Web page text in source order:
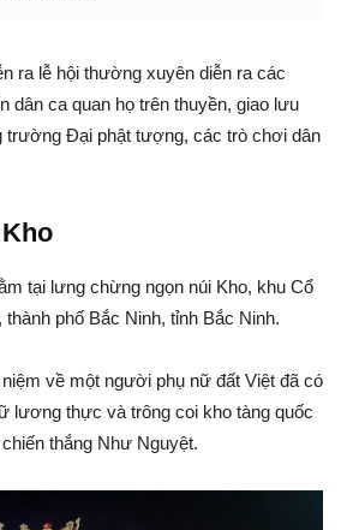
ra lễ hội thường xuyên diễn ra các
dân ca quan họ trên thuyền, giao lưu
trường Đại phật tượng, các trò chơi dân
tại lưng chừng ngọn núi Kho, khu Cổ
phố Bắc Ninh, tỉnh Bắc Ninh.
về một người phụ nữ đất Việt đã có
lương thực và trông coi kho tàng quốc
thắng Như Nguyệt.